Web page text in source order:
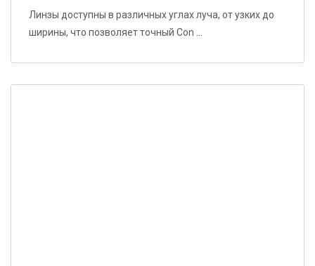
высокой яркости, предпочтительный
выбор для проектирования и декора.
Линзы доступны в различных углах луча, от узких до
ширины, что позволяет точный Con ...